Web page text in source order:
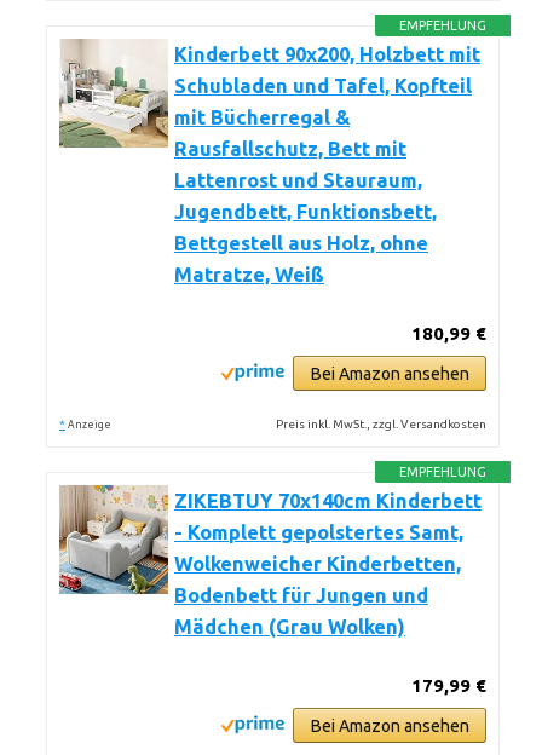
EMPFEHLUNG
Kinderbett 90x200, Holzbett mit
Schubladen und Tafel, Kopfteil
mit Bücherregal &
Rausfallschutz, Bett mit
Lattenrost und Stauraum,
Jugendbett, Funktionsbett,
Bettgestell aus Holz, ohne
Matratze, Weiß
180,99 €
Bei Amazon ansehen
* Anzeige Preis inkl. MwSt., zzgl. Versandkosten
EMPFEHLUNG
ZIKEBTUY 70x140cm Kinderbett
- Komplett gepolstertes Samt,
Wolkenweicher Kinderbetten,
Bodenbett für Jungen und
Mädchen (Grau Wolken)
179,99 €
Bei Amazon ansehen